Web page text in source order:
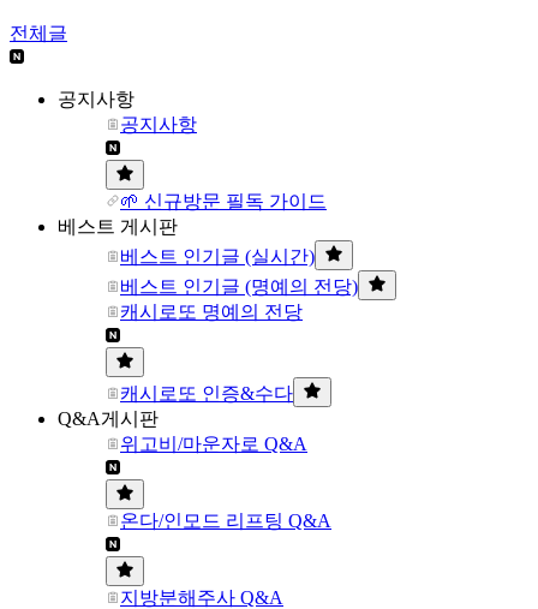
전체글
공지사항
공지사항
🌱 신규방문 필독 가이드
베스트 게시판
베스트 인기글 (실시간)
베스트 인기글 (명예의 전당)
캐시로또 명예의 전당
캐시로또 인증&수다
Q&A게시판
위고비/마운자로 Q&A
온다/인모드 리프팅 Q&A
지방분해주사 Q&A